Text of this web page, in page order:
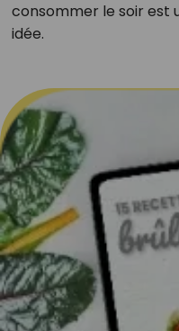
consommer le soir est
idée.